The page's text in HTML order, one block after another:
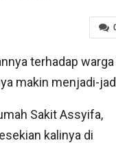
terhadap warga
makin menjadi-
Sakit Assyifa,
kalinya di